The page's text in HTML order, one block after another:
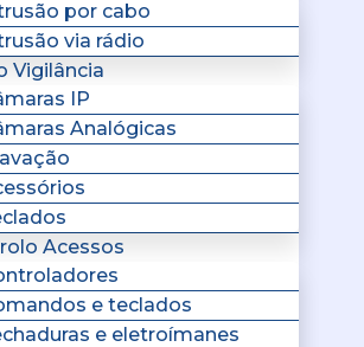
por cabo
via rádio
Vigilância
IP
Analógicas
Acessos
e teclados
e eletroímanes